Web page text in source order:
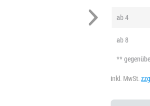
ab4
ab8
**
inkl. MwSt.